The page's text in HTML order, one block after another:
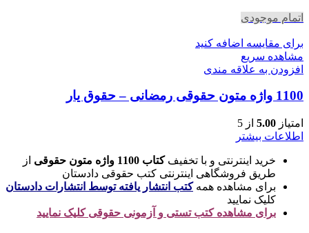
اتمام موجودی
برای مقایسه اضافه کنید
مشاهده سریع
افزودن به علاقه مندی
1100 واژه متون حقوقی رمضانی – حقوق یار
امتیاز 5.00 از 5
اطلاعات بیشتر
خرید اینترنتی و با تخفیفکتاب 1100 واژه متون حقوقی
از
طریق فروشگاهی اینترنتی کتب حقوقی دادستان
برای مشاهده همهکتب انتشار یافته توسط انتشارات دادستان
کلیک نمایید
برای مشاهده کتب تستی و آزمونی حقوقی کلیک نمایید